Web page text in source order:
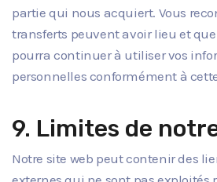
partie qui nous acquiert. Vous
transferts peuvent avoir lieu et
pourra continuer à utiliser vos
personnelles conformément à
9. Limites de
Notre site web peut contenir des